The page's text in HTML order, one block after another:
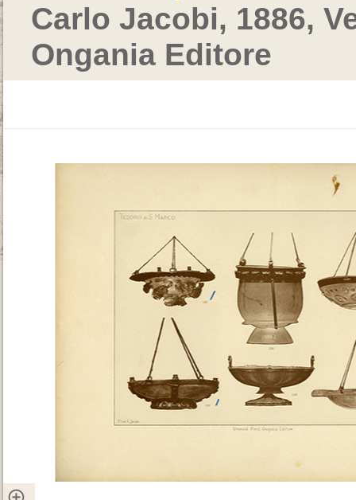
Carlo Jacobi, 1886,
Ongania Editore